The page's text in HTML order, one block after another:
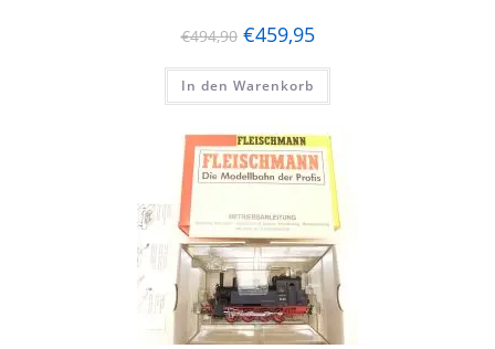
€494,90 €459,95
In den Warenkorb